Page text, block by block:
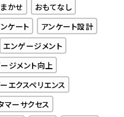
かせ
おもてなし
ケート
アンケート設計
エンゲージメント
ジメント向上
エクスペリエンス
マーサクセス